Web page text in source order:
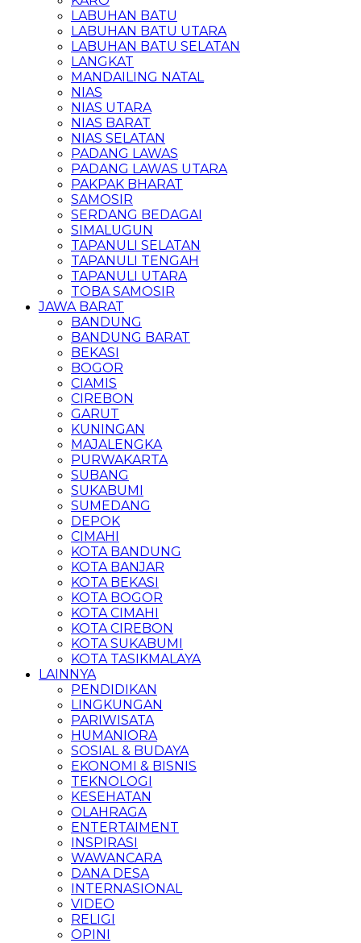
LABUHAN BATU
LABUHAN BATU UTARA
LABUHAN BATU SELATAN
LANGKAT
MANDAILING NATAL
NIAS
NIAS UTARA
NIAS BARAT
NIAS SELATAN
PADANG LAWAS
PADANG LAWAS UTARA
PAKPAK BHARAT
SAMOSIR
SERDANG BEDAGAI
SIMALUGUN
TAPANULI SELATAN
TAPANULI TENGAH
TAPANULI UTARA
TOBA SAMOSIR
JAWA BARAT
BANDUNG
BANDUNG BARAT
BEKASI
BOGOR
CIAMIS
CIREBON
GARUT
KUNINGAN
MAJALENGKA
PURWAKARTA
SUBANG
SUKABUMI
SUMEDANG
DEPOK
CIMAHI
KOTA BANDUNG
KOTA BANJAR
KOTA BEKASI
KOTA BOGOR
KOTA CIMAHI
KOTA CIREBON
KOTA SUKABUMI
KOTA TASIKMALAYA
LAINNYA
PENDIDIKAN
LINGKUNGAN
PARIWISATA
HUMANIORA
SOSIAL & BUDAYA
EKONOMI & BISNIS
TEKNOLOGI
KESEHATAN
OLAHRAGA
ENTERTAIMENT
INSPIRASI
WAWANCARA
DANA DESA
INTERNASIONAL
VIDEO
RELIGI
OPINI